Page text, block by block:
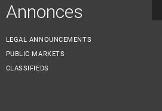
Annonces
LEGAL ANNOUNCEMENTS
PUBLIC MARKETS
CLASSIFIEDS